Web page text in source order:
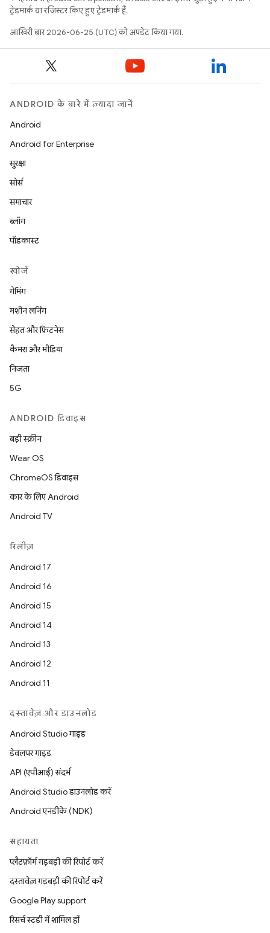
ट्रेडमार्क या रजिस्टर किए हुए ट्रेडमार्क हैं.
आखिरी बार 2026-06-25 (UTC) को अपडेट किया गया.
ANDROID के बारे में ज़्यादा जानें
Android
Android for Enterprise
सुरक्षा
सोर्स
समाचार
ब्लॉग
पॉडकास्ट
खोजें
गेमिंग
मशीन लर्निंग
सेहत और फ़िटनेस
कैमरा और मीडिया
निजता
5G
ANDROID डिवाइस
बड़ी स्क्रीन
Wear OS
ChromeOS डिवाइस
कार के लिए Android
Android TV
रिलीज़
Android 17
Android 16
Android 15
Android 14
Android 13
Android 12
Android 11
दस्तावेज़ और डाउनलोड
Android Studio गाइड
डेवलपर गाइड
API (एपीआई) संदर्भ
Android Studio डाउनलोड करें
Android एनडीके (NDK)
सहायता
प्लैटफ़ॉर्म गड़बड़ी की रिपोर्ट करें
दस्तावेज़ गड़बड़ी की रिपोर्ट करें
Google Play support
रिसर्च स्टडी में शामिल हों